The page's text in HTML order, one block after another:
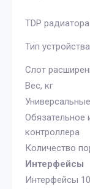
TDP
Тип устройства
Слот
Вес, кг
Обязательное
контроллера
Количество
Интерфейсы
Интерфейсы